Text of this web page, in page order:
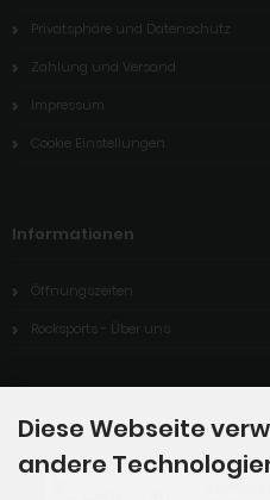
Privatsphäre und Datenschutz
Zahlung und Versand
Impressum
Cookie Einstellungen
Informationen
Öffnungszeiten
Rocksports - Über uns
Zahlungsmethoden
Diese Webseite
andere